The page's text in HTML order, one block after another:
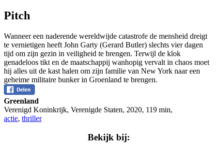
Pitch
Wanneer een naderende wereldwijde catastrofe de mensheid dreigt
te vernietigen heeft John Garty (Gerard Butler) slechts vier dagen
tijd om zijn gezin in veiligheid te brengen. Terwijl de klok
genadeloos tikt en de maatschappij wanhopig vervalt in chaos moet
hij alles uit de kast halen om zijn familie van New York naar een
geheime militaire bunker in Groenland te brengen.
Greenland
Verenigd Koninkrijk, Verenigde Staten, 2020, 119 min,
actie, thriller
Bekijk bij: